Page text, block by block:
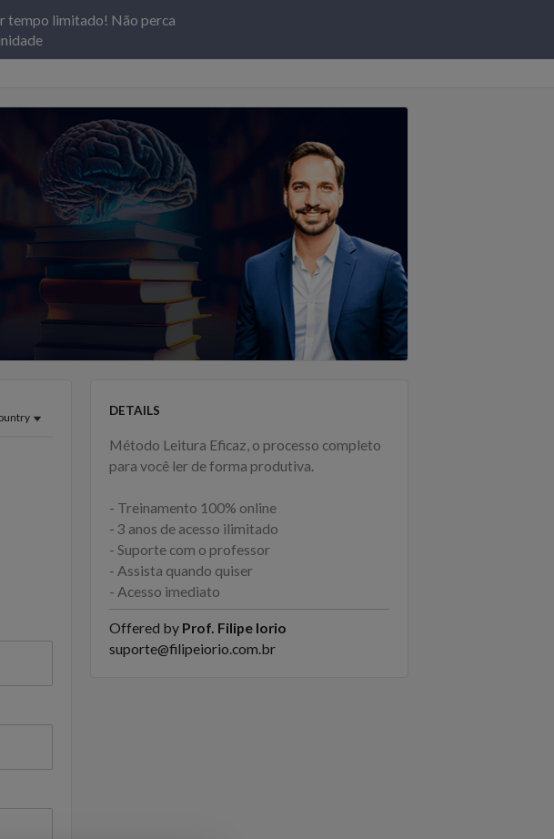
tempo limitado! Não perca
DETAILS
Método Leitura Eficaz, o processo completo
para você ler de forma produtiva.
- Treinamento 100% online
- 3 anos de acesso ilimitado
- Suporte com o professor
- Assista quando quiser
- Acesso imediato
Offered by Prof. Filipe Iorio
suporte@filipeiorio.com.br